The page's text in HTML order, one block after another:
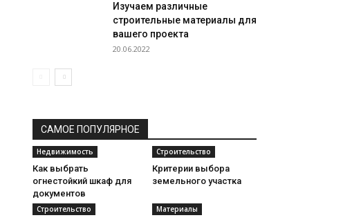
Изучаем различные
строительные материалы для
вашего проекта
20.06.2022
САМОЕ ПОПУЛЯРНОЕ
Недвижимость
Как выбрать
огнестойкий шкаф для
документов
Строительство
Критерии выбора
земельного участка
Строительство Материалы